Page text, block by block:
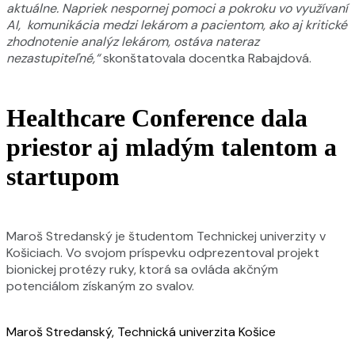
aktuálne. Napriek nespornej pomoci a pokroku vo využívaní
AI, komunikácia medzi lekárom a pacientom, ako aj kritické
zhodnotenie analýz lekárom, ostáva nateraz
nezastupiteľné,“skonštatovala docentka Rabajdová.
Healthcare Conference dala
priestor aj mladým talentom a
startupom
Maroš Stredanský je študentom Technickej univerzity v
Košiciach. Vo svojom príspevku odprezentoval projekt
bionickej protézy ruky, ktorá sa ovláda akčným
potenciálom získaným zo svalov.
Maroš Stredanský, Technická univerzita Košice